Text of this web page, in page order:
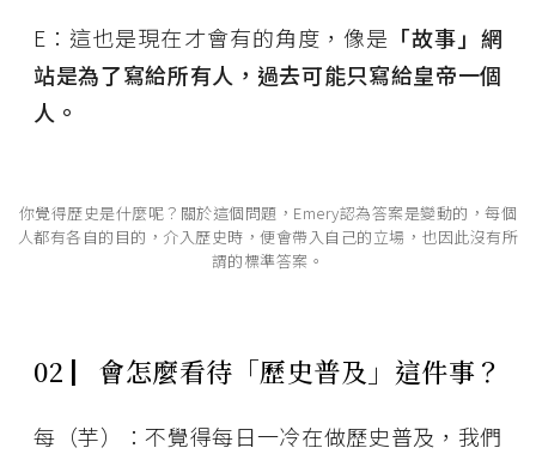
E：這也是現在才會有的角度，像是 「故事」網
站是為了寫給所有人，過去可能只寫給皇帝一個
人。
你覺得歷史是什麼呢？關於這個問題，Emery認為答案是變動的，每個
人都有各自的目的，介入歷史時，便會帶入自己的立場，也因此沒有所
謂的標準答案。
02 ▏ 會怎麼看待「歷史普及」這件事？
每（芋）：不覺得每日一冷在做歷史普及，我們